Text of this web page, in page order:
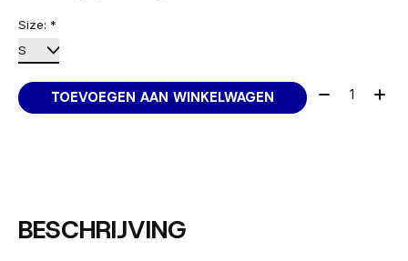
Size: *
TOEVOEGEN AAN WINKELWAGEN Aantal:
BESCHRIJVING